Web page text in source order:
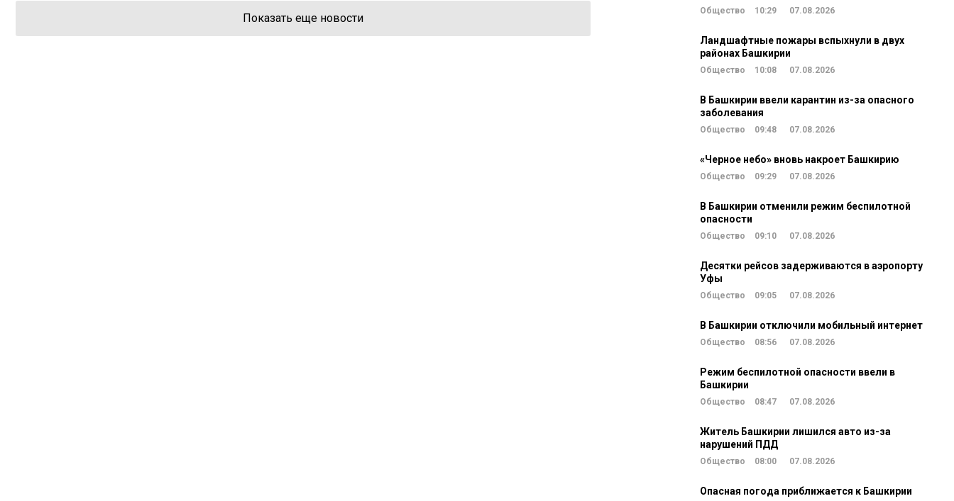
Показать еще новости
Общество 10:29 07.08.2026
Ландшафтные пожары вспыхнули в двух
районах Башкирии
Общество 10:08 07.08.2026
В Башкирии ввели карантин из-за опасного
заболевания
Общество 09:48 07.08.2026
«Черное небо» вновь накроет Башкирию
Общество 09:29 07.08.2026
В Башкирии отменили режим беспилотной
опасности
Общество 09:10 07.08.2026
Десятки рейсов задерживаются в аэропорту
Уфы
Общество 09:05 07.08.2026
В Башкирии отключили мобильный интернет
Общество 08:56 07.08.2026
Режим беспилотной опасности ввели в
Башкирии
Общество 08:47 07.08.2026
Житель Башкирии лишился авто из-за
нарушений ПДД
Общество 08:00 07.08.2026
Опасная погода приближается к Башкирии